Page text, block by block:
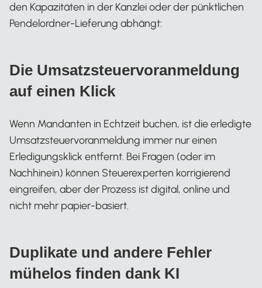
den Kapazitäten in der Kanzlei oder der pünktlichen
Pendelordner-Lieferung abhängt:
Die Umsatzsteuervoranmeldung
auf einen Klick
Wenn Mandanten in Echtzeit buchen, ist die erledigte
Umsatzsteuervoranmeldung immer nur einen
Erledigungsklick entfernt. Bei Fragen (oder im
Nachhinein) können Steuerexperten korrigierend
eingreifen, aber der Prozess ist digital, online und
nicht mehr papier-basiert.
Duplikate und andere Fehler
mühelos finden dank KI